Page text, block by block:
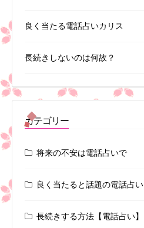
良く当たる電話占いカリス
長続きしないのは何故？
カテゴリー
将来の不安は電話占いで
良く当たると話題の電話占い
長続きする方法【電話占い】